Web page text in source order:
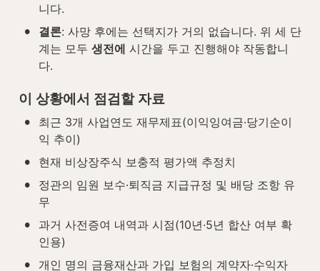
니다.
• 결론: 사망 후에는 선택지가 거의 없습니다. 위 세 단
계는 모두 생전에 시간을 두고 진행해야 작동합니
다.
이 상황에서 점검할 자료
•
최근 3개 사업연도 재무제표(이익잉여금·당기순이
익 추이)
• 현재 비상장주식 보충적 평가액 추정치
•
정관의 임원 보수·퇴직금 지급규정 및 배당 조항 유
무
•
과거 사전증여 내역과 시점(10년·5년 합산 여부 확
인용)
• 개인 명의 금융재산과 가입 보험의 계약자·수익자